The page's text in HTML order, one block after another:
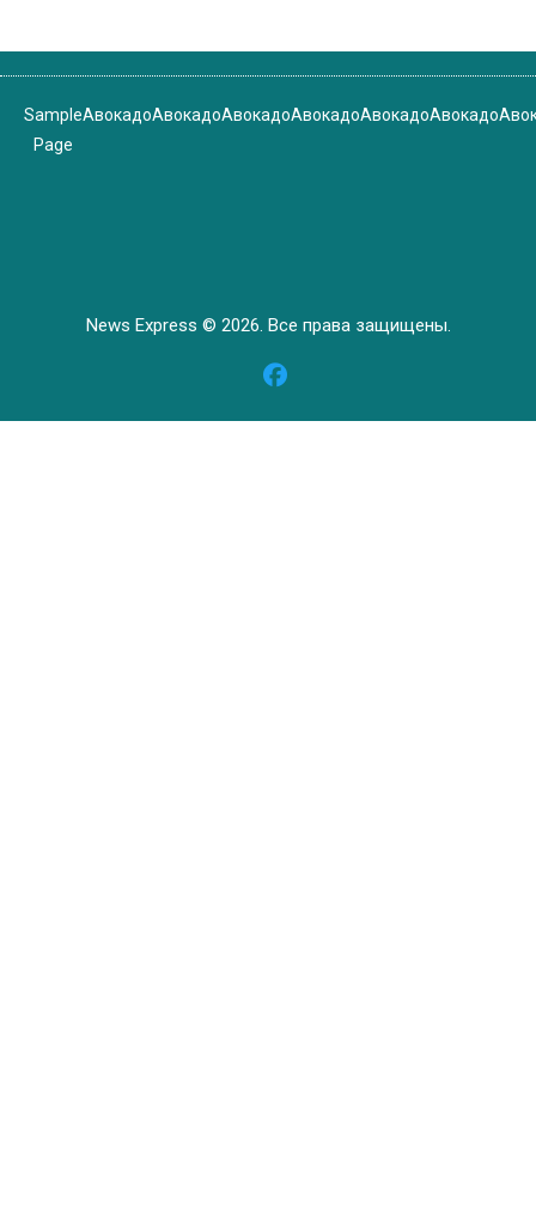
Sample
Page
АвокадоАвокадоАвокадоАвокадоАвокадоАвокадо
News Express © 2026. Все права защищены.